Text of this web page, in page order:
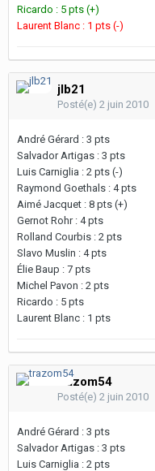
Ricardo : 5 pts (+)
Laurent Blanc : 1 pts (-)
jlb21
Posté(e) 2 juin 2010
André Gérard : 3 pts
Salvador Artigas : 3 pts
Luis Carniglia : 2 pts (-)
Raymond Goethals : 4 pts
Aimé Jacquet : 8 pts (+)
Gernot Rohr : 4 pts
Rolland Courbis : 2 pts
Slavo Muslin : 4 pts
Élie Baup : 7 pts
Michel Pavon : 2 pts
Ricardo : 5 pts
Laurent Blanc : 1 pts
trazom54
Posté(e) 2 juin 2010
André Gérard : 3 pts
Salvador Artigas : 3 pts
Luis Carniglia : 2 pts